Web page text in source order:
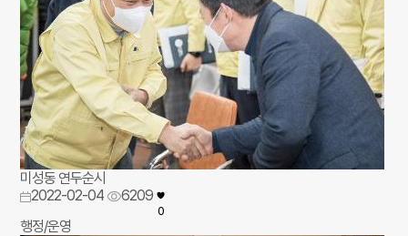
미성동 연두순시
2022-02-04
6209
0
행정/운영